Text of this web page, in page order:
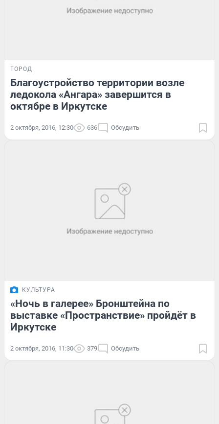
ГОРОД
Благоустройство территории возле
ледокола «Ангара» завершится в
октябре в Иркутске
2 октября, 2016, 12:30 636 Обсудить
КУЛЬТУРА
«Ночь в галерее» Бронштейна по
выставке «Пространствие» пройдёт в
Иркутске
2 октября, 2016, 11:30 379 Обсудить